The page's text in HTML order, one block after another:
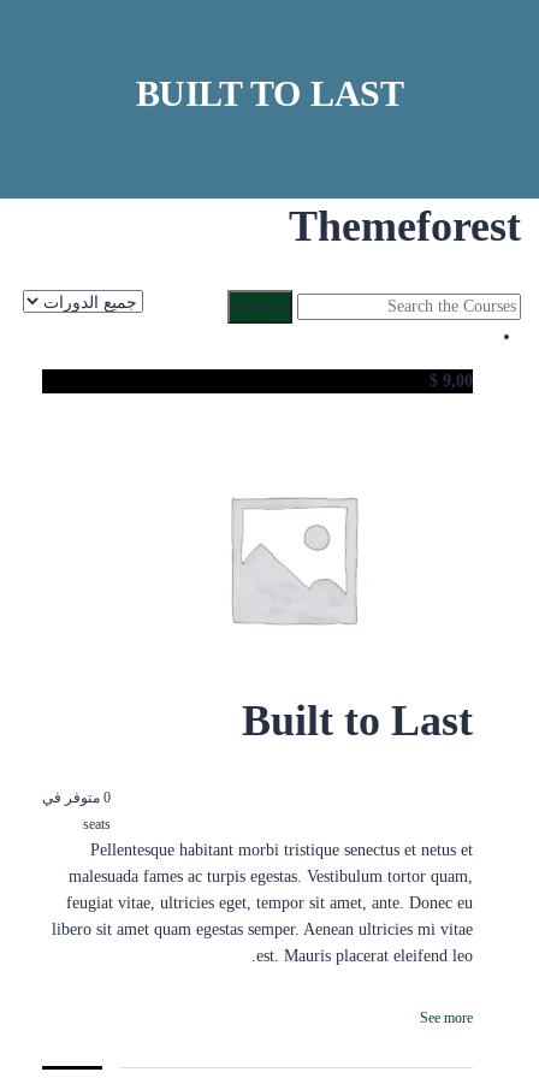
BUILT TO LAST
Themeforest
Search
9,00
$
Built to Last
0 متوفر في
seats
Pellentesque habitant morbi tristique senectus et netus et
malesuada fames ac turpis egestas. Vestibulum tortor quam,
feugiat vitae, ultricies eget, tempor sit amet, ante. Donec eu
libero sit amet quam egestas semper. Aenean ultricies mi vitae
est. Mauris placerat eleifend leo.
See more